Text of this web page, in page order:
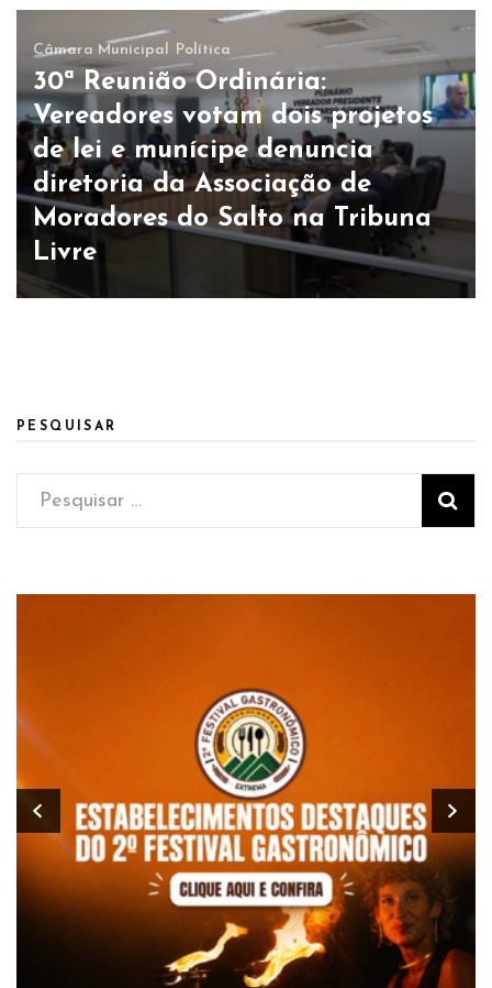
Câmara Municipal Política
30ª Reunião Ordinária:
Vereadores votam dois projetos
de lei e munícipe denuncia
diretoria da Associação de
Moradores do Salto na Tribuna
Livre
PESQUISAR
Pesquisar
por: